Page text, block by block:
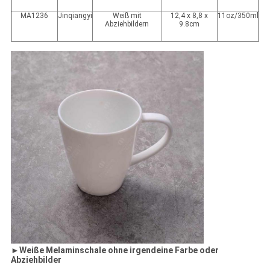
MA1236 Jinqiangyi
Weiß mit
Abziehbildern
12,4 x 8,8 x
9.8cm
11oz/350ml
►Weiße Melaminschale ohne irgendeine Farbe oder
Abziehbilder